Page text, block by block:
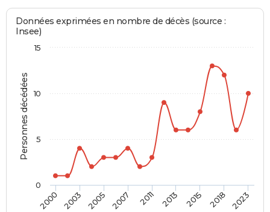
Personnes décédées
Données exprimées en nombre de décès (source :
Insee)
2000 2003 2005 2007 2011 2013 2015 2018 2023
0
5
10
15